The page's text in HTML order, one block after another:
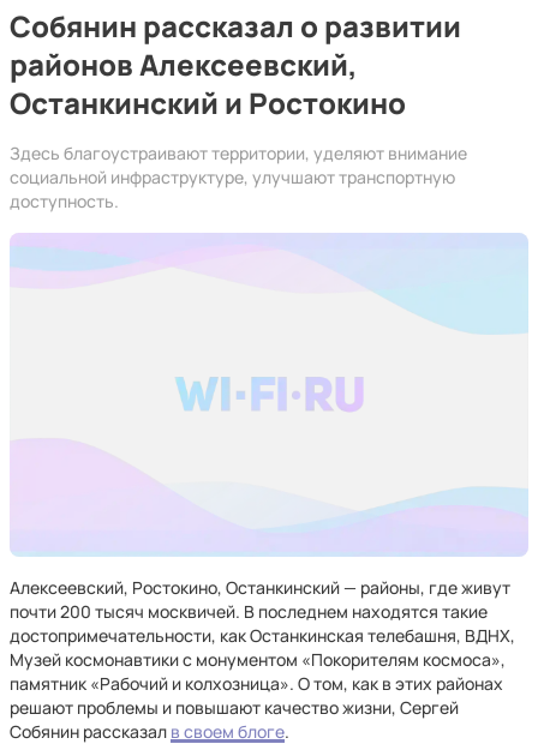
Собянин рассказал о развитии
районов Алексеевский,
Останкинский и Ростокино
Здесь благоустраивают территории, уделяют внимание
социальной инфраструктуре, улучшают транспортную
доступность.
Алексеевский, Ростокино, Останкинский — районы, где живут
почти 200 тысяч москвичей. В последнем находятся такие
достопримечательности, как Останкинская телебашня, ВДНХ,
Музей космонавтики с монументом «Покорителям космоса»,
памятник «Рабочий и колхозница». О том, как в этих районах
решают проблемы и повышают качество жизни, Сергей
Собянин рассказал в своем блоге.